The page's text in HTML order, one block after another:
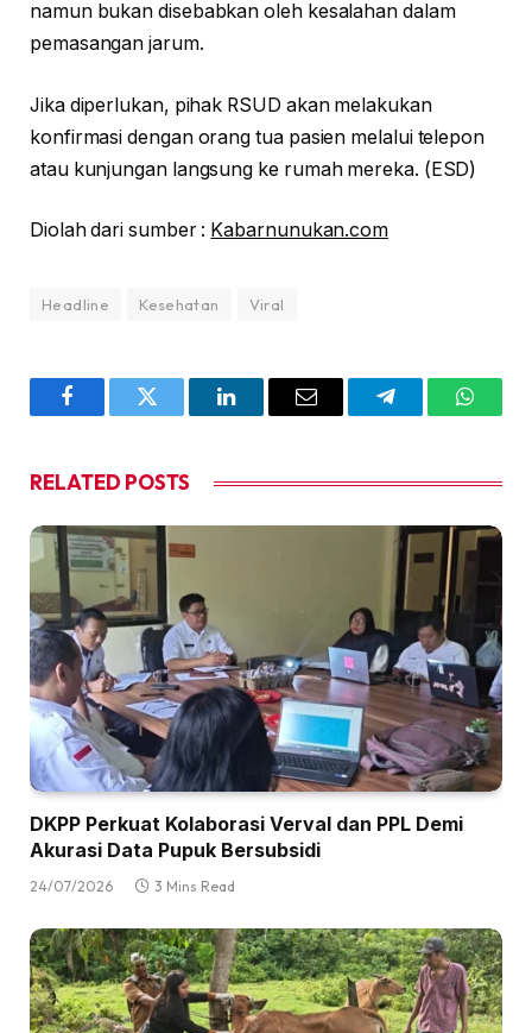
namun bukan disebabkan oleh kesalahan dalam
pemasangan jarum.
Jika diperlukan, pihak RSUD akan melakukan
konfirmasi dengan orang tua pasien melalui telepon
atau kunjungan langsung ke rumah mereka. (ESD)
Diolah dari sumber : Kabarnunukan.com
Headline Kesehatan Viral
FacebookTwitter LinkedInEmail Telegram
RELATED POSTS
DKPP Perkuat Kolaborasi Verval dan PPL Demi
Akurasi Data Pupuk Bersubsidi
24/07/2026 3 Mins Read